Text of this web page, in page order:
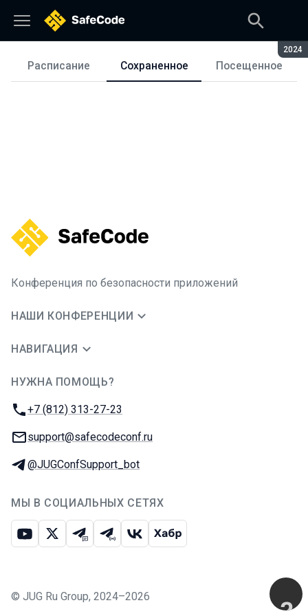
2024
Расписание
Расписание Сохраненное Посещенное
Конференция по безопасности приложений
НАШИ КОНФЕРЕНЦИИ
НАВИГАЦИЯ
НУЖНА ПОМОЩЬ?
Телефон:
+7 (812) 313-27-23
E-mail:
support@safecodeconf.ru
Телеграм:
@JUGConfSupport_bot
МЫ В СОЦИАЛЬНЫХ СЕТЯХ
ЮтубИкс Телеграм-чат
Телеграм-канал
ВКонтакте
Хабр
© JUG Ru Group, 2024–2026